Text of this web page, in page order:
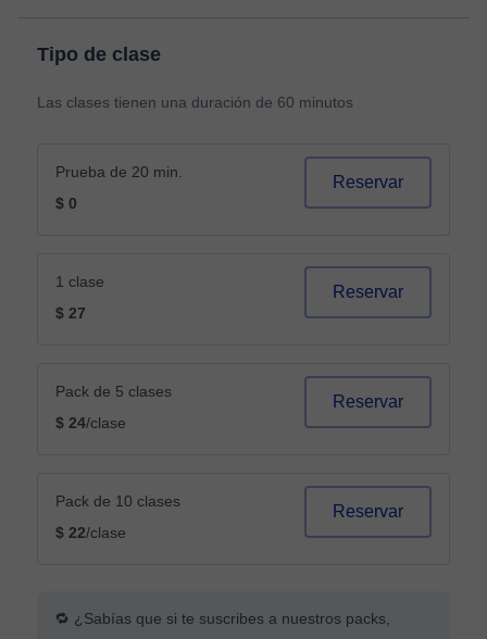
Tipo de clase
Las clases tienen una duración de 60 minutos
Prueba de 20 min.
$ 0
Reservar
1 clase
$ 27
Reservar
Pack de 5 clases
$ 24/clase
Reservar
Pack de 10 clases
$ 22/clase
Reservar
🔁 ¿Sabías que si te suscribes a nuestros packs,